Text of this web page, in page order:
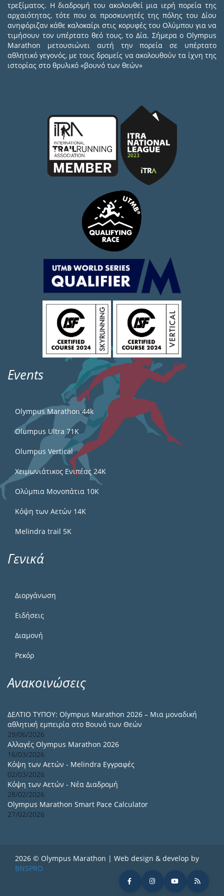
τρεξίματος. Η διαδρομή του ακολουθεί μια ιερή πορεία της
αρχαιότητας, τότε που οι προσκυνητές της πόλης του Δίου
ανηφόριζαν κάθε καλοκαίρι στις κορυφές του Ολύμπου για να
τιμήσουν τον υπέρτατο θεό τους, το Δία. Σήμερα ο Olympus
Marathon μετουσιώνει αυτή την πορεία σε υπέρτατο
αθλητικό γεγονός, με τους δρομείς να ακολουθούν τα ίχνη της
ιστορίας στο θρυλικό «βουνό των θεών»
Events
Olympus Marathon 44k
Olumpus Ultra 71K
Olumpus Vertical
Χειμωνιάτικος Ενιπέας 24Κ
Ολύμπια Μονοπάτια 10Κ
Κόψη των Αετών 14Κ
Melindra trail 5Κ
Γενικά
Διοργάνωση
Ειδήσεις
Διαμονή
Ρεκόρ
Ανακοινώσεις
ΔΕΛΤΙΟ ΤΥΠΟΥ: Olympus Marathon 2026 – Μια μοναδική
αθλητική εμπειρία στο Βουνό των Θεών
29/06/2026
Αλλαγές Olympus Marathon 2026
16/03/2026
Κόψη των Αετών - Melindra Εγγραφές
02/03/2026
Κόψη των Αετών - Νέα Διαδρομή
28/02/2026
Olympus Marathon Smart Pace Calculator
27/02/2026
2026 © Olympus Marathon | Web design & develop by
BNSPRO